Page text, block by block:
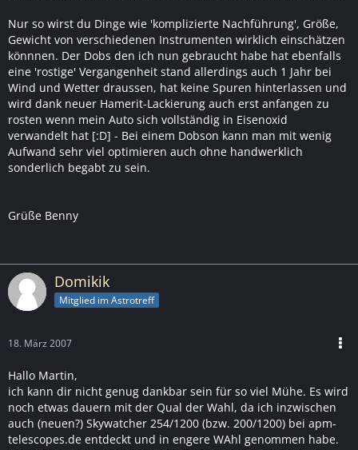
Nur so wirst du Dinge wie 'komplizierte Nachführung', Größe,
Gewicht von verschiedenen Instrumenten wirklich einschätzen
könnnen. Der Dobs den ich nun gebraucht habe hat ebenfalls
eine 'rostige' Vergangenheit stand allerdings auch 1 Jahr bei
Wind und Wetter draussen, hat keine Spuren hinterlassen und
wird dank neuer Hamerit-Lackierung auch erst anfangen zu
rosten wenn mein Auto sich vollständig in Eisenoxid
verwandelt hat [:D] - Bei einem Dobson kann man mit wenig
Aufwand sehr viel optimieren auch ohne handwerklich
sonderlich begabt zu sein.
Grüße Benny
Domikik
Mitglied im Astrotreff
18. März 2007
Hallo Martin,
ich kann dir nicht genug dankbar sein für so viel Mühe. Es wird
noch etwas dauern mit der Qual der Wahl, da ich inzwischen
auch (neuen?) Skywatcher 254/1200 (bzw. 200/1200) bei apm-
telescopes.de entdeckt und in engere WAhl genommen habe.